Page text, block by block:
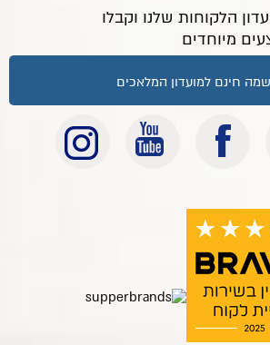
הלקוחות שלנו וקבלו
מיוחדים
חינם למועדון המלאכים